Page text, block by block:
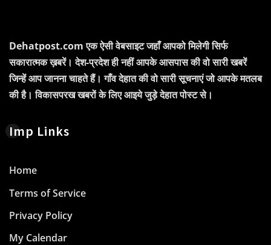
Dehatpost.com एक ऐसी वेबसाइट जहाँ आपको मिलेगी सिर्फ
सकारात्मक ख़बरें। देश-प्रदेश ही नहीं आपके आसपास की वो सारी खबरें
जिन्हें आप जानना चाहते हैं। गाँव देहात की वो सारी सूचनाएं जो आपके मतलब
की है। विकासपरख खबरों के लिए आइये जुड़े देहात पोस्ट से।
Imp Links
Home
Terms of Service
Privacy Policy
My Calendar